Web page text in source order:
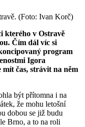
(Foto: Ivan Korč)
kterého v Ostravě
Čím dál víc si
program
Igora
čas, strávit na něm
být přítomna i na
že mohu letošní
dobou se již budu
Brno, a to na roli